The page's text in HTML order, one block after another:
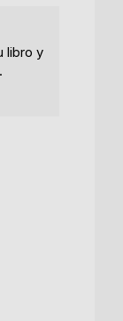
libro y